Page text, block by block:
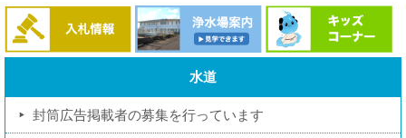
水道
封筒広告掲載者の募集を行っています